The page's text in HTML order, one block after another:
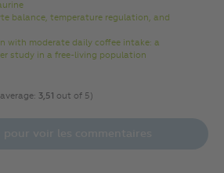
balance, temperature regulation, and
with moderate daily coffee intake: a
study in a free-living population
3,51 out of 5)